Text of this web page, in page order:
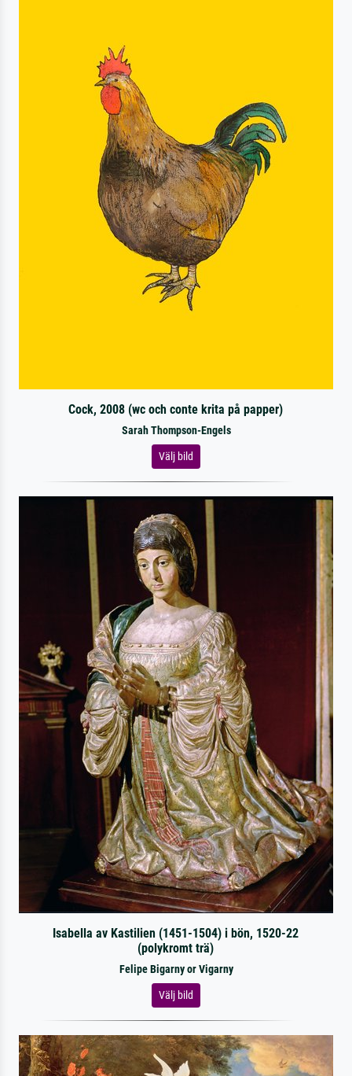
Cock, 2008 (wc och conte krita på papper)
Sarah Thompson-Engels
Välj bild
Isabella av Kastilien (1451-1504) i bön, 1520-22
(polykromt trä)
Felipe Bigarny or Vigarny
Välj bild